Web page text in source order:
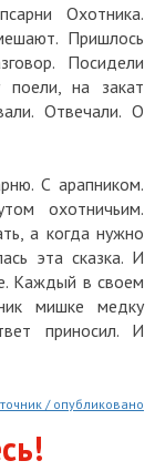
Охотника.
Пришлось
Посидели
на закат
Отвечали. О
С арапником.
охотничьим.
а когда нужно
эта сказка. И
Каждый в своем
мишке медку
приносил. И
/ опубликовано